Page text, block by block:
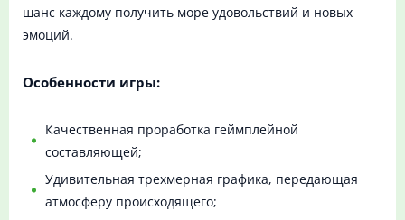
шанс каждому получить море удовольствий и новых
эмоций.
Особенности игры:
Качественная проработка геймплейной
составляющей;
Удивительная трехмерная графика, передающая
атмосферу происходящего;